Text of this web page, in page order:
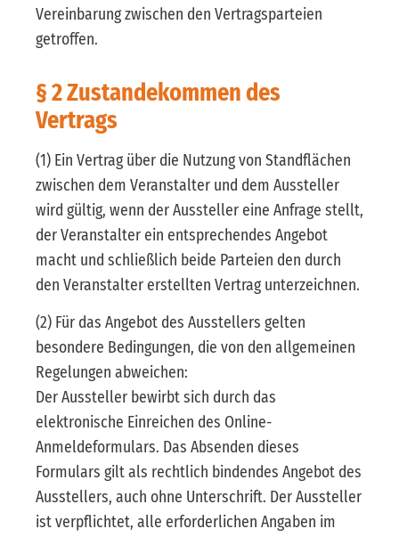
Vereinbarung zwischen den Vertragsparteien
getroffen.
§ 2 Zustandekommen des
Vertrags
(1) Ein Vertrag über die Nutzung von Standflächen
zwischen dem Veranstalter und dem Aussteller
wird gültig, wenn der Aussteller eine Anfrage stellt,
der Veranstalter ein entsprechendes Angebot
macht und schließlich beide Parteien den durch
den Veranstalter erstellten Vertrag unterzeichnen.
(2) Für das Angebot des Ausstellers gelten
besondere Bedingungen, die von den allgemeinen
Regelungen abweichen:
Der Aussteller bewirbt sich durch das
elektronische Einreichen des Online-
Anmeldeformulars. Das Absenden dieses
Formulars gilt als rechtlich bindendes Angebot des
Ausstellers, auch ohne Unterschrift. Der Aussteller
ist verpflichtet, alle erforderlichen Angaben im